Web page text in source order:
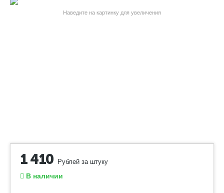
Наведите на картинку для увеличения
1 410 Рублей за штуку
В наличии